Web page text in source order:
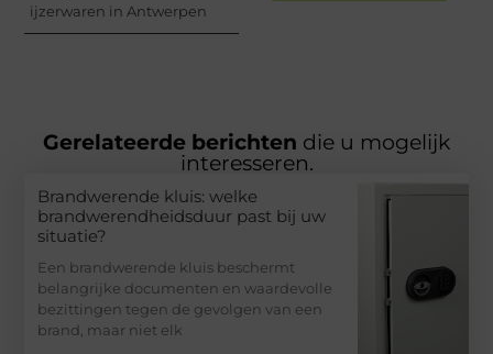
ijzerwaren in Antwerpen
Gerelateerde berichten die u mogelijk
interesseren.
Brandwerende kluis: welke
brandwerendheidsduur past bij uw
situatie?
Een brandwerende kluis beschermt
belangrijke documenten en waardevolle
bezittingen tegen de gevolgen van een
brand, maar niet elk